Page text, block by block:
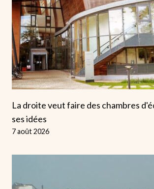
La droite veut faire des chambres
ses idées
7 août 2026